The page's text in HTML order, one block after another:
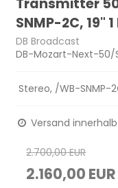
SNMP-2C, 19"
DB Broadcast
DB-Mozart-Next-50/
Stereo, /WB-
Versand
2.700,00 EUR
2.160,00 EUR